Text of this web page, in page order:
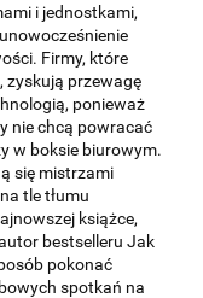
i jednostkami,
Firmy, które
zyskują przewagę
ponieważ
nie chcą powracać
w boksie biurowym.
się mistrzami
tle tłumu
książce,
bestselleru Jak
pokonać
spotkań na